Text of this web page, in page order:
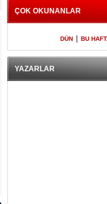
ÇOK OKUNANLAR
DÜN BU
YAZARLAR